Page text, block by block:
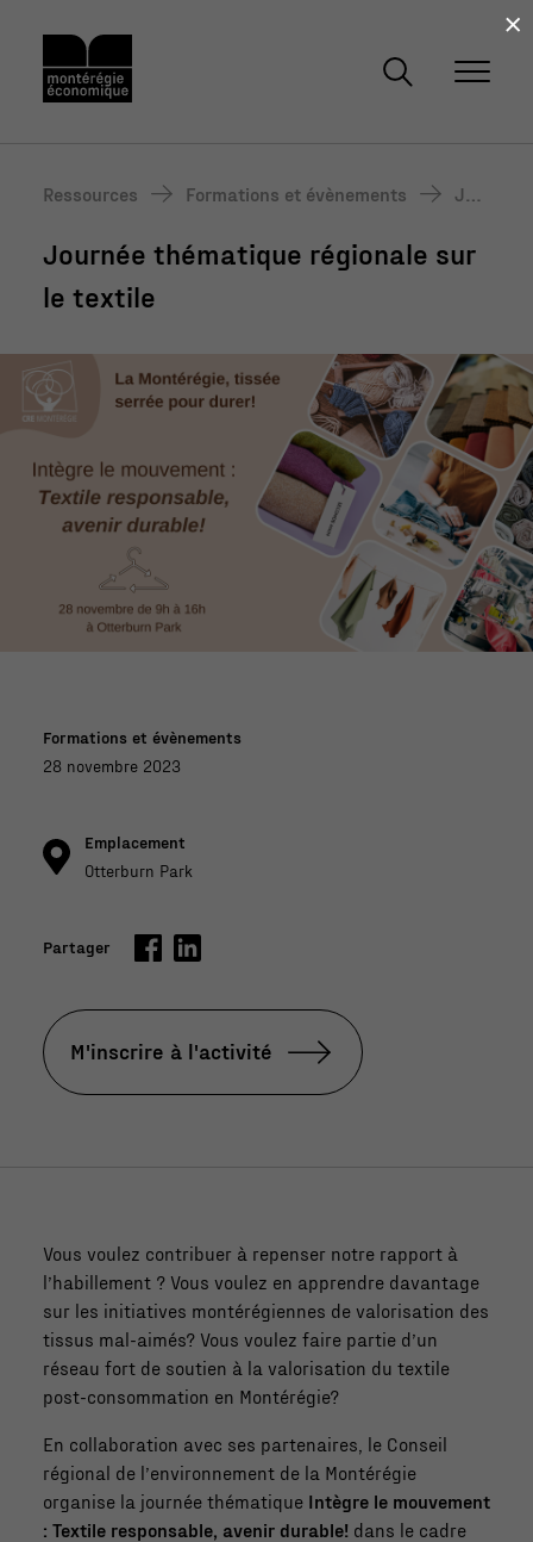
Ressources Formations et évènements
Jou
e th
gion
ale
sur
le te
xtile
Journée thématique régionale sur
le textile
Formations et évènements
28 novembre 2023
Emplacement
Otterburn Park
Partager
M'inscrire à l'activité
Vous voulez contribuer à repenser notre rapport à
l’habillement ? Vous voulez en apprendre davantage
sur les initiatives montérégiennes de valorisation des
tissus mal-aimés? Vous voulez faire partie d’un
réseau fort de soutien à la valorisation du textile
post-consommation en Montérégie?
En collaboration avec ses partenaires, le Conseil
régional de l’environnement de la Montérégie
organise la journée thématique Intègre le mouvement
: Textile responsable, avenir durable! dans le cadre
×